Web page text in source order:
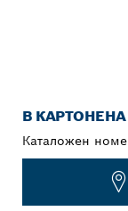
В КАРТОНЕНА
Каталожен